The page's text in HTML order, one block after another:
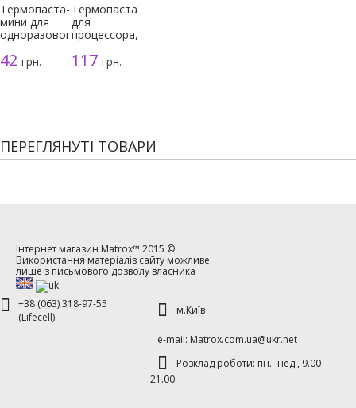
Термопаста-
мини для
одноразового
42 грн.
Термопаста
для
процессора,
117грн.
ПЕРЕГЛЯНУТІ ТОВАРИ
Інтернет магазин Matrox™ 2015 ©
Використання матеріалів сайту можливе
лише з письмового дозволу власника
+38 (063) 318-97-55
(Lifecell)
м.Київ
е-mаil: Matrox.com.ua@ukr.net
Розклад роботи: пн.- нед., 9.00-
21.00